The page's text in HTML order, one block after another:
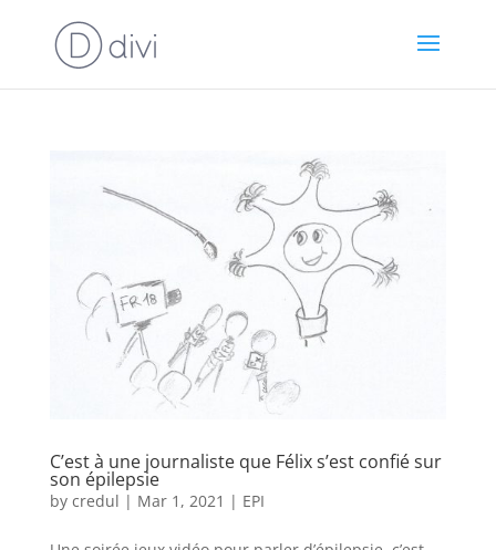
C’est à une journaliste que Félix s’est confié sur
son épilepsie
by credul | Mar 1, 2021 | EPI